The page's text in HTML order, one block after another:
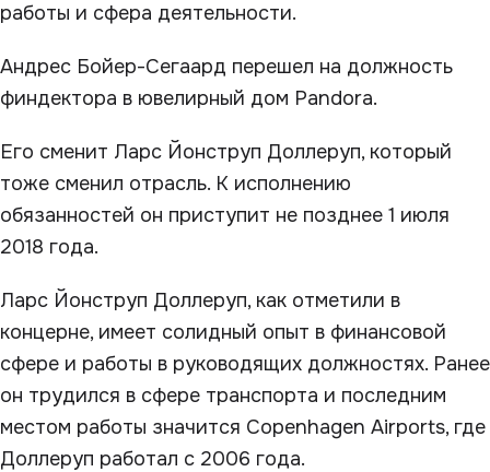
работы и сфера деятельности.
Андрес Бойер-Сегаард перешел на должность
финдектора в ювелирный дом Pandora.
Его сменит Ларс Йонструп Доллеруп, который
тоже сменил отрасль. К исполнению
обязанностей он приступит не позднее 1 июля
2018 года.
Ларс Йонструп Доллеруп, как отметили в
концерне, имеет солидный опыт в финансовой
сфере и работы в руководящих должностях. Ранее
он трудился в сфере транспорта и последним
местом работы значится Copenhagen Airports, где
Доллеруп работал с 2006 года.